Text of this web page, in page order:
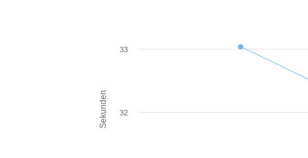
Sekunden 32
33